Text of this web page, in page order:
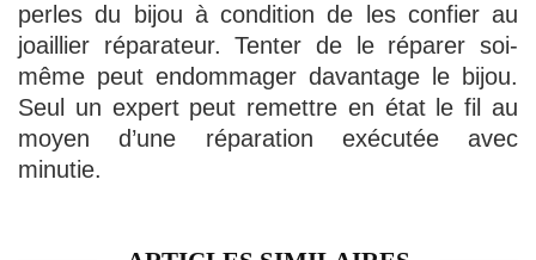
perles du bijou à condition de les confier au
joaillier réparateur. Tenter de le réparer soi-
même peut endommager davantage le bijou.
Seul un expert peut remettre en état le fil au
moyen d’une réparation exécutée avec
minutie.